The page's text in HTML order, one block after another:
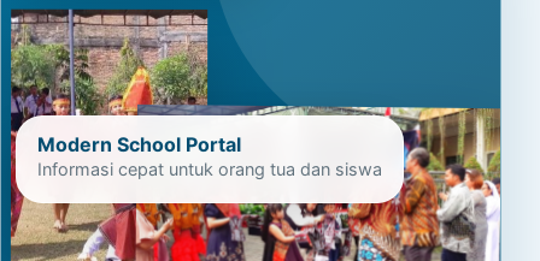
Modern School Portal
Informasi cepat untuk orang tua dan siswa